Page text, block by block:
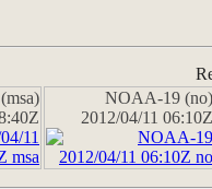
NOAA-19 (no)
2012/04/11 06:10Z